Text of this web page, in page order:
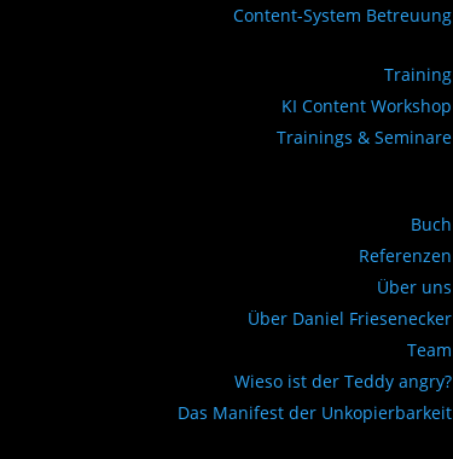
Content-System Betreuung
Training
KI Content Workshop
Trainings & Seminare
Buch
Referenzen
Über uns
Über Daniel Friesenecker
Team
Wieso ist der Teddy angry?
Das Manifest der Unkopierbarkeit